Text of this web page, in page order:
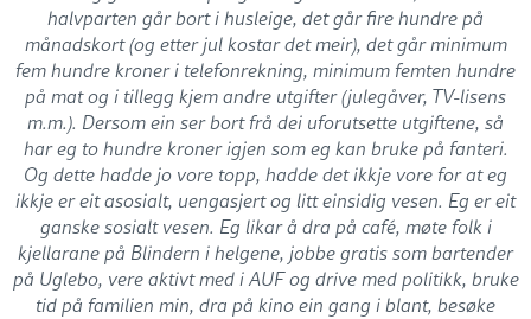
halvparten går bort i husleige, det går fire hundre på
månadskort (og etter jul kostar det meir), det går minimum
fem hundre kroner i telefonrekning, minimum femten hundre
på mat og i tillegg kjem andre utgifter (julegåver, TV-lisens
m.m.). Dersom ein ser bort frå dei uforutsette utgiftene, så
har eg to hundre kroner igjen som eg kan bruke på fanteri.
Og dette hadde jo vore topp, hadde det ikkje vore for at eg
ikkje er eit asosialt, uengasjert og litt einsidig vesen. Eg er eit
ganske sosialt vesen. Eg likar å dra på café, møte folk i
kjellarane på Blindern i helgene, jobbe gratis som bartender
på Uglebo, vere aktivt med i AUF og drive med politikk, bruke
tid på familien min, dra på kino ein gang i blant, besøke